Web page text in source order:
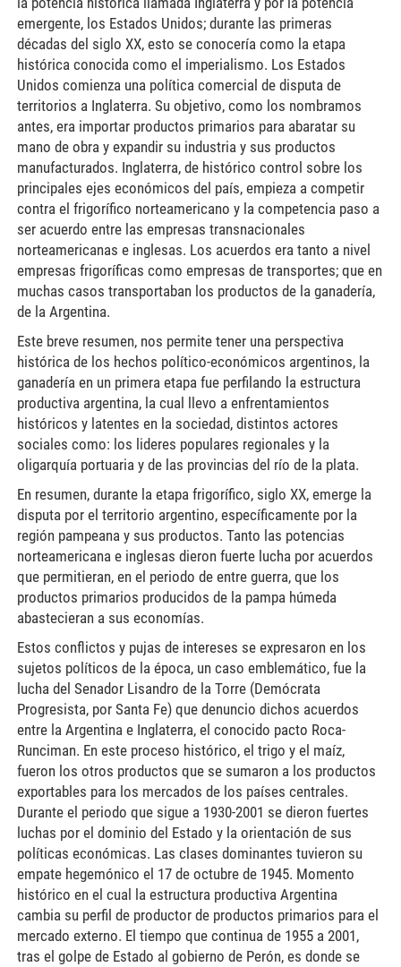
emergente, los Estados Unidos; durante las primeras
décadas del siglo XX, esto se conocería como la etapa
histórica conocida como el imperialismo. Los Estados
Unidos comienza una política comercial de disputa de
territorios a Inglaterra. Su objetivo, como los nombramos
antes, era importar productos primarios para abaratar su
mano de obra y expandir su industria y sus productos
manufacturados. Inglaterra, de histórico control sobre los
principales ejes económicos del país, empieza a competir
contra el frigorífico norteamericano y la competencia paso a
ser acuerdo entre las empresas transnacionales
norteamericanas e inglesas. Los acuerdos era tanto a nivel
empresas frigoríficas como empresas de transportes; que en
muchas casos transportaban los productos de la ganadería,
de la Argentina.
Este breve resumen, nos permite tener una perspectiva
histórica de los hechos político-económicos argentinos, la
ganadería en un primera etapa fue perfilando la estructura
productiva argentina, la cual llevo a enfrentamientos
históricos y latentes en la sociedad, distintos actores
sociales como: los lideres populares regionales y la
oligarquía portuaria y de las provincias del río de la plata.
En resumen, durante la etapa frigorífico, siglo XX, emerge la
disputa por el territorio argentino, específicamente por la
región pampeana y sus productos. Tanto las potencias
norteamericana e inglesas dieron fuerte lucha por acuerdos
que permitieran, en el periodo de entre guerra, que los
productos primarios producidos de la pampa húmeda
abastecieran a sus economías.
Estos conflictos y pujas de intereses se expresaron en los
sujetos políticos de la época, un caso emblemático, fue la
lucha del Senador Lisandro de la Torre (Demócrata
Progresista, por Santa Fe) que denuncio dichos acuerdos
entre la Argentina e Inglaterra, el conocido pacto Roca-
Runciman. En este proceso histórico, el trigo y el maíz,
fueron los otros productos que se sumaron a los productos
exportables para los mercados de los países centrales.
Durante el periodo que sigue a 1930-2001 se dieron fuertes
luchas por el dominio del Estado y la orientación de sus
políticas económicas. Las clases dominantes tuvieron su
empate hegemónico el 17 de octubre de 1945. Momento
histórico en el cual la estructura productiva Argentina
cambia su perfil de productor de productos primarios para el
mercado externo. El tiempo que continua de 1955 a 2001,
tras el golpe de Estado al gobierno de Perón, es donde se